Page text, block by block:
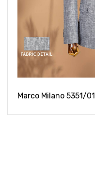
Marco Milano 5351/01